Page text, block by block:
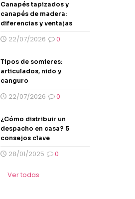
Canapés tapizados y
canapés de madera:
diferencias y ventajas
22/07/2026 0
Tipos de somieres:
articulados, nido y
canguro
22/07/2026 0
¿Cómo distribuir un
despacho en casa? 5
consejos clave
28/01/2025 0
Ver todas